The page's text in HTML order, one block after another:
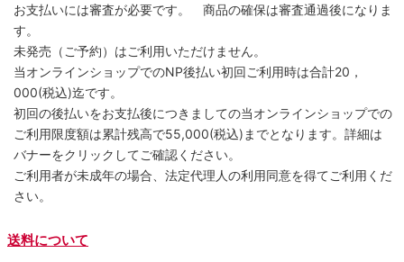
お支払いには審査が必要です。 商品の確保は審査通過後になりま
す。
未発売（ご予約）はご利用いただけません。
当オンラインショップでのNP後払い初回ご利用時は合計20，
000(税込)迄です。
初回の後払いをお支払後につきましての当オンラインショップでの
ご利用限度額は累計残高で55,000(税込)までとなります。詳細は
バナーをクリックしてご確認ください。
ご利用者が未成年の場合、法定代理人の利用同意を得てご利用くだ
さい。
送料について